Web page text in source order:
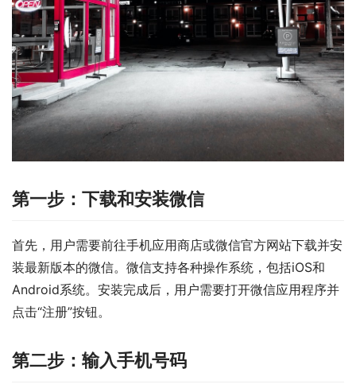
第一步：下载和安装微信
首先，用户需要前往手机应用商店或微信官方网站下载并安
装最新版本的微信。微信支持各种操作系统，包括iOS和
Android系统。安装完成后，用户需要打开微信应用程序并
点击“注册”按钮。
第二步：输入手机号码